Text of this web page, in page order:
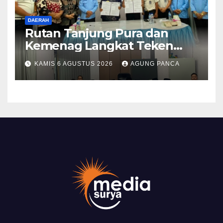
DAERAH
Rutan Tanjung Pura dan
Kemenag Langkat Teken
PKS Pembinaan Kerohanian
Warga Binaan
KAMIS 6 AGUSTUS 2026 AGUNG PANCA